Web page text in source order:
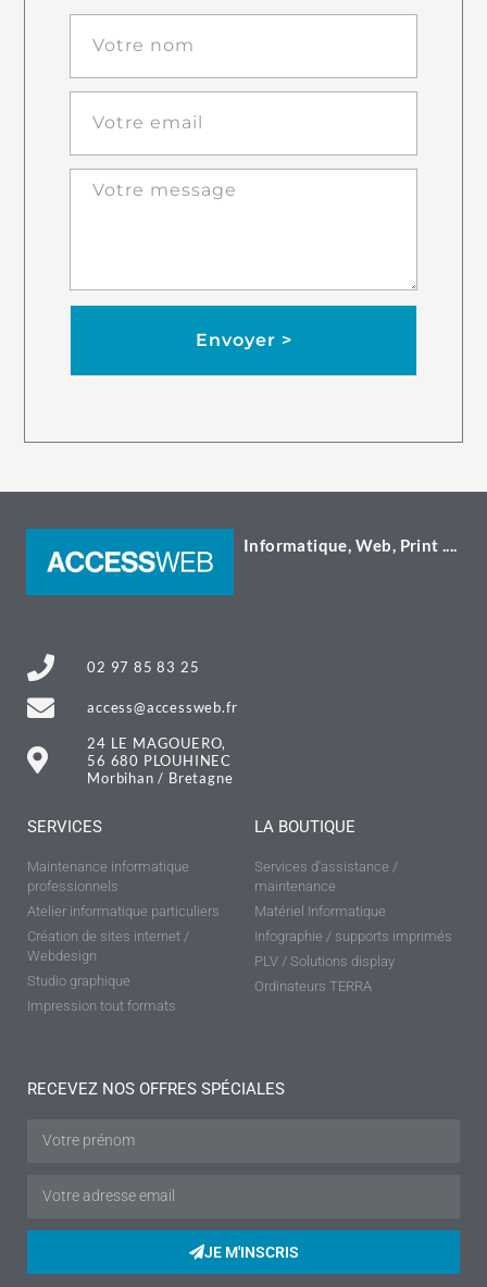
Envoyer >
Informatique, Web, Print ....
02 97 85 83 25
access@accessweb.fr
24 LE MAGOUERO,
56 680 PLOUHINEC
Morbihan / Bretagne
SERVICES
Maintenance informatique
professionnels
Atelier informatique particuliers
Création de sites internet /
Webdesign
Studio graphique
Impression tout formats
LA BOUTIQUE
Services d'assistance /
maintenance
Matériel Informatique
Infographie / supports imprimés
PLV / Solutions display
Ordinateurs TERRA
RECEVEZ NOS OFFRES SPÉCIALES
JE M'INSCRIS